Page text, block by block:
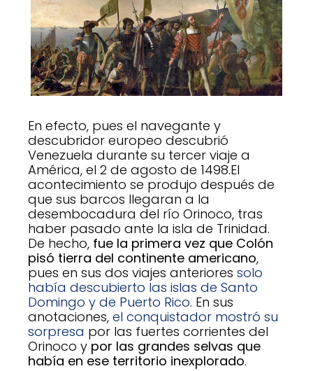
En efecto, pues el navegante y
descubridor europeo descubrió
Venezuela durante su tercer viaje a
América, el 2 de agosto de 1498.El
acontecimiento se produjo después de
que sus barcos llegaran a la
desembocadura del río Orinoco, tras
haber pasado ante la isla de Trinidad.
De hecho, fue la primera vez que Colón
pisó tierra del continente americano,
pues en sus dos viajes anteriores solo
había descubierto las islas de Santo
Domingo y de Puerto Rico. En sus
anotaciones, el conquistador mostró su
sorpresa por las fuertes corrientes del
Orinoco y por las grandes selvas que
había en ese territorio inexplorado.